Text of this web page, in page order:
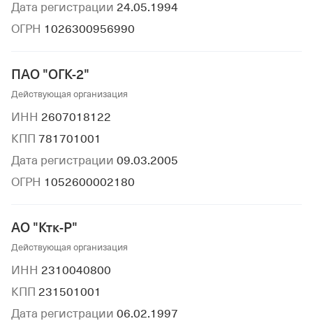
Дата регистрации 24.05.1994
ОГРН 1026300956990
ПАО "ОГК-2"
Действующая организация
ИНН 2607018122
КПП 781701001
Дата регистрации 09.03.2005
ОГРН 1052600002180
АО "Ктк-Р"
Действующая организация
ИНН 2310040800
КПП 231501001
Дата регистрации 06.02.1997